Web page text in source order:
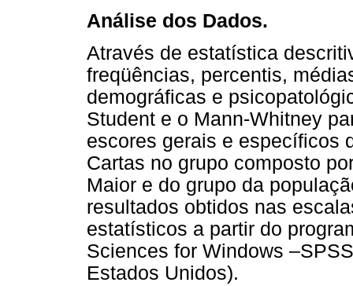
Análise dos Dados.
Através de estatística
freqüências, percentis,
demográficas e
Student e o Mann-Whitney
escores gerais e específicos
Cartas no grupo composto
Maior e do grupo da
resultados obtidos nas
estatísticos a partir do
Sciences for Windows
Estados Unidos).